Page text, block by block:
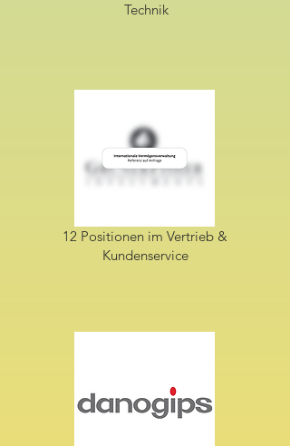
Technik
12 Positionen im Vertrieb &
Kundenservice